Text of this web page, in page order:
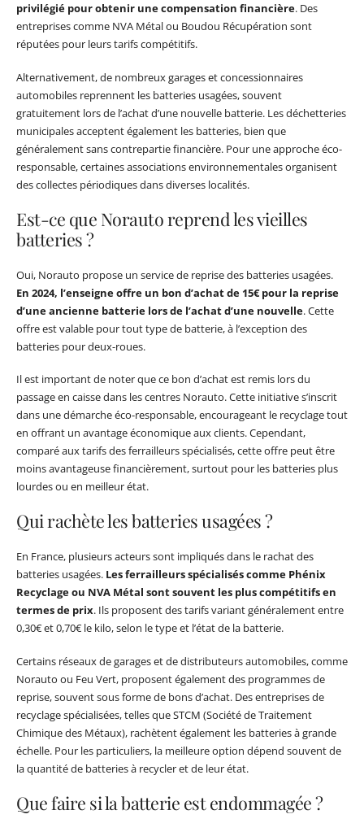
privilégié pour obtenir une compensation financière. Des
entreprises comme NVA Métal ou Boudou Récupération sont
réputées pour leurs tarifs compétitifs.
Alternativement, de nombreux garages et concessionnaires
automobiles reprennent les batteries usagées, souvent
gratuitement lors de l’achat d’une nouvelle batterie. Les déchetteries
municipales acceptent également les batteries, bien que
généralement sans contrepartie financière. Pour une approche éco-
responsable, certaines associations environnementales organisent
des collectes périodiques dans diverses localités.
Est-ce que Norauto reprend les vieilles
batteries ?
Oui, Norauto propose un service de reprise des batteries usagées.
En 2024, l’enseigne offre un bon d’achat de 15€ pour la reprise
d’une ancienne batterie lors de l’achat d’une nouvelle. Cette
offre est valable pour tout type de batterie, à l’exception des
batteries pour deux-roues.
Il est important de noter que ce bon d’achat est remis lors du
passage en caisse dans les centres Norauto. Cette initiative s’inscrit
dans une démarche éco-responsable, encourageant le recyclage tout
en offrant un avantage économique aux clients. Cependant,
comparé aux tarifs des ferrailleurs spécialisés, cette offre peut être
moins avantageuse financièrement, surtout pour les batteries plus
lourdes ou en meilleur état.
Qui rachète les batteries usagées ?
En France, plusieurs acteurs sont impliqués dans le rachat des
batteries usagées. Les ferrailleurs spécialisés comme Phénix
Recyclage ou NVA Métal sont souvent les plus compétitifs en
termes de prix. Ils proposent des tarifs variant généralement entre
0,30€ et 0,70€ le kilo, selon le type et l’état de la batterie.
Certains réseaux de garages et de distributeurs automobiles, comme
Norauto ou Feu Vert, proposent également des programmes de
reprise, souvent sous forme de bons d’achat. Des entreprises de
recyclage spécialisées, telles que STCM (Société de Traitement
Chimique des Métaux), rachètent également les batteries à grande
échelle. Pour les particuliers, la meilleure option dépend souvent de
la quantité de batteries à recycler et de leur état.
Que faire si la batterie est endommagée ?